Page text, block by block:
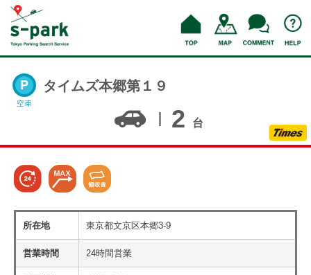
空車
タイムズ本郷第１９
2 台
所在地 東京都文京区本郷3-9
営業時間 24時間営業